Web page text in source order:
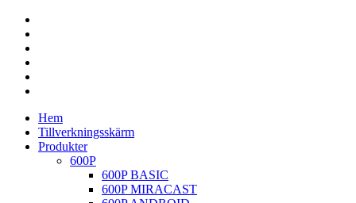
Hem
Tillverkningsskärm
Produkter
600P
600P BASIC
600P MIRACAST